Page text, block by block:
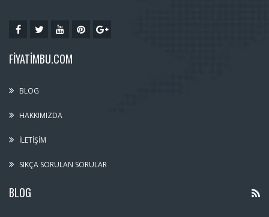
FIYATIMBU.COM
BLOG
HAKKIMIZDA
İLETIŞIM
SIKÇA SORULAN SORULAR
BLOG